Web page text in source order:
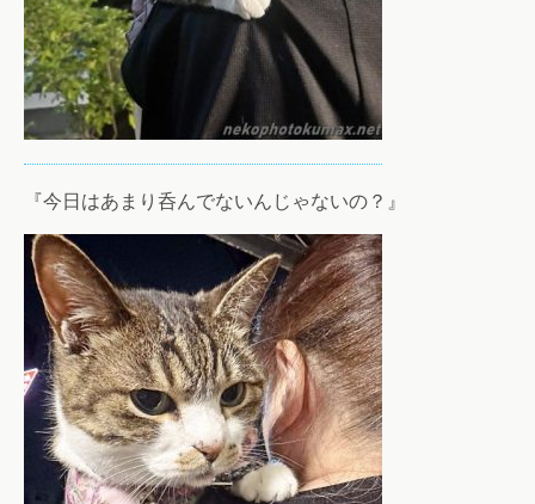
『今日はあまり呑んでないんじゃないの？』